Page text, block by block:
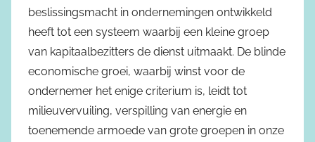
beslissingsmacht in ondernemingen ontwikkeld
heeft tot een systeem waarbij een kleine groep
van kapitaalbezitters de dienst uitmaakt. De blinde
economische groei, waarbij winst voor de
ondernemer het enige criterium is, leidt tot
milieuvervuiling, verspilling van energie en
toenemende armoede van grote groepen in onze